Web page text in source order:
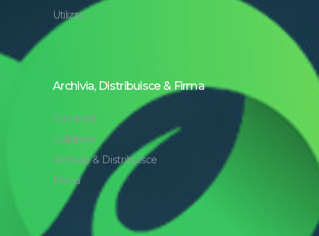
Utilizzo
Archivia, Distribuisce & Firma
Condividi
Collabora
Archivia & Distribuisce
Firma